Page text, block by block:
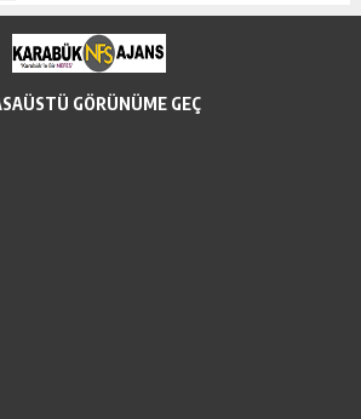
GÖRÜNÜME GEÇ